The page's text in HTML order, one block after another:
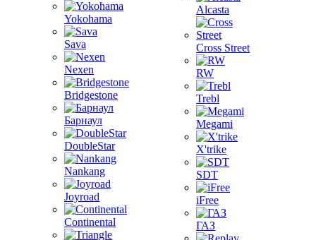
Yokohama
Sava
Nexen
Bridgestone
Барнаул
DoubleStar
Nankang
Joyroad
Continental
Alcasta
Cross Street
RW
Trebl
Megami
X'trike
SDT
iFree
ГАЗ